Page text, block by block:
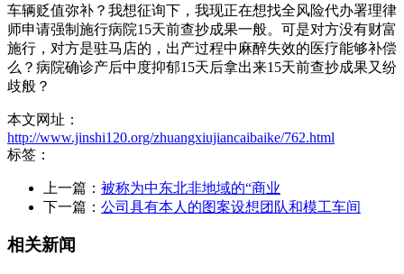
车辆贬值弥补？我想征询下，我现正在想找全风险代办署理律
师申请强制施行病院15天前查抄成果一般。可是对方没有财富
施行，对方是驻马店的，出产过程中麻醉失效的医疗能够补偿
么？病院确诊产后中度抑郁15天后拿出来15天前查抄成果又纷
歧般？
本文网址：
http://www.jinshi120.org/zhuangxiujiancaibaike/762.html
标签：
上一篇： 被称为中东北非地域的“商业
下一篇： 公司具有本人的图案设想团队和模工车间
相关新闻